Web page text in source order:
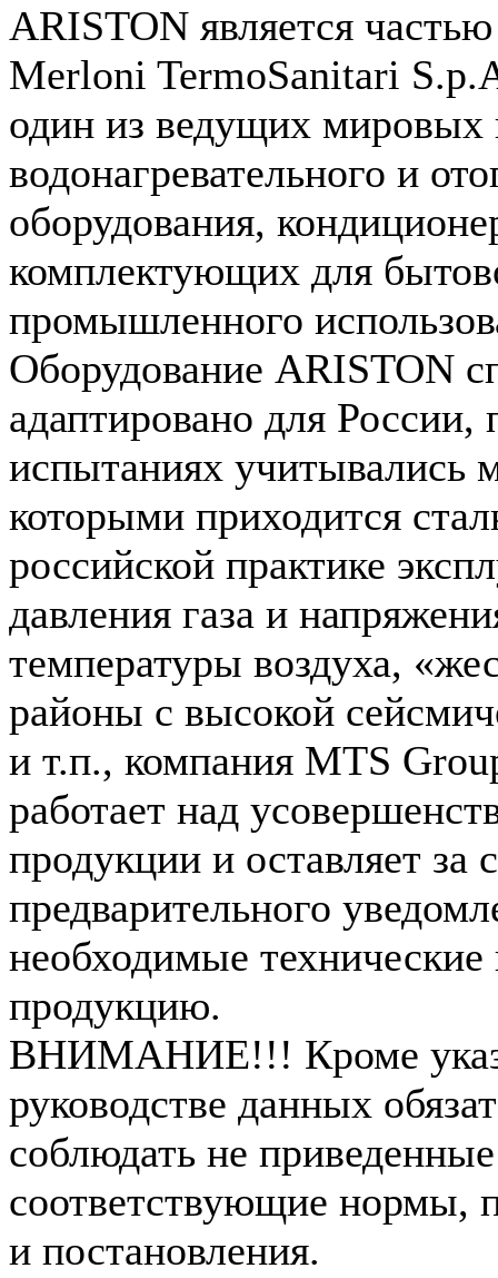
ARISTON является
Merloni TermoSanitari
один из ведущих мировых
водонагревательного и
оборудования,
комплектующих для
промышленного
Оборудование ARISTON
адаптировано для России,
испытаниях учитывались
которыми приходится
российской практике
давления газа и
температуры воздуха,
районы с высокой
и т.п., компания MTS
работает над
продукции и оставляет за
предварительного
необходимые
продукцию.
ВНИМАНИЕ!!! Кроме
руководстве данных
соблюдать не приведенные
соответствующие нормы,
и постановления.